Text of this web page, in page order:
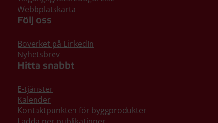
Webbplatskarta
Följ oss
Boverket på LinkedIn
Nyhetsbrev
Hitta snabbt
E-tjänster
Kalender
Kontaktpunkten för byggprodukter